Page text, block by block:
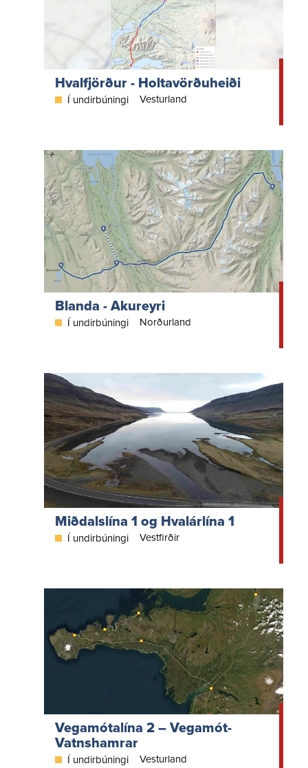
Hvalfjörður - Holtavörðuheiði
Í undirbúningi Vesturland
Blanda - Akureyri
Í undirbúningi Norðurland
Miðdalslína 1 og Hvalárlína 1
Í undirbúningi Vestfirðir
Vegamótalína 2 – Vegamót-
Vatnshamrar
Í undirbúningi Vesturland